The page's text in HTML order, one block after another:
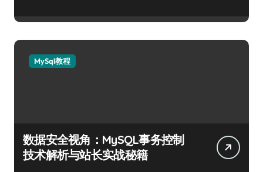
MySql教程
数据安全视角：MySQL事务控制
技术解析与站长实战秘籍